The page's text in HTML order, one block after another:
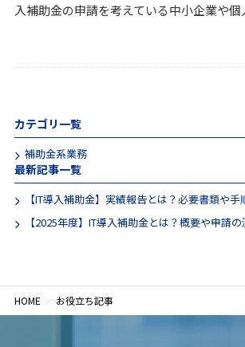
入補助金の申請を考えている中小企業や個
カテゴリ一覧
補助金系業務
最新記事一覧
【IT導入補助金】実績報告とは？必要書類や
【2025年度】IT導入補助金とは？概要や申請
HOME お役立ち記事